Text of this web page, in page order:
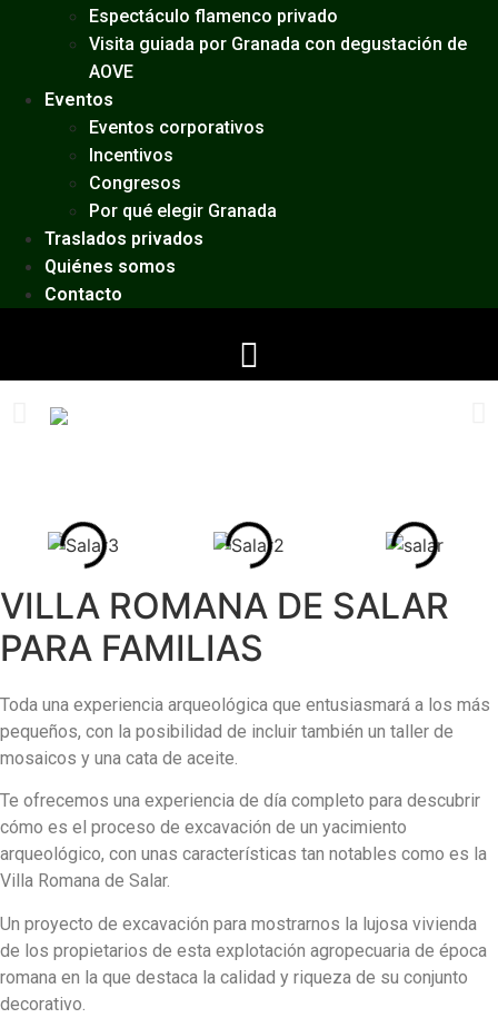
Espectáculo flamenco privado
Visita guiada por Granada con degustación de
AOVE
Eventos
Eventos corporativos
Incentivos
Congresos
Por qué elegir Granada
Traslados privados
Quiénes somos
Contacto
VILLA ROMANA DE SALAR
PARA FAMILIAS
Toda una experiencia arqueológica que entusiasmará a los más
pequeños, con la posibilidad de incluir también un taller de
mosaicos y una cata de aceite.
Te ofrecemos una experiencia de día completo para descubrir
cómo es el proceso de excavación de un yacimiento
arqueológico, con unas características tan notables como es la
Villa Romana de Salar.
Un proyecto de excavación para mostrarnos la lujosa vivienda
de los propietarios de esta explotación agropecuaria de época
romana en la que destaca la calidad y riqueza de su conjunto
decorativo.